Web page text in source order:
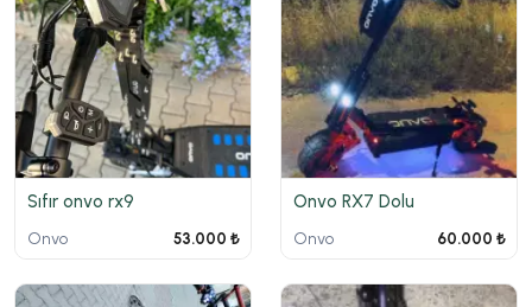
Sıfır onvo rx9
Onvo 53.000 ₺
Onvo RX7 Dolu
Onvo 60.000 ₺